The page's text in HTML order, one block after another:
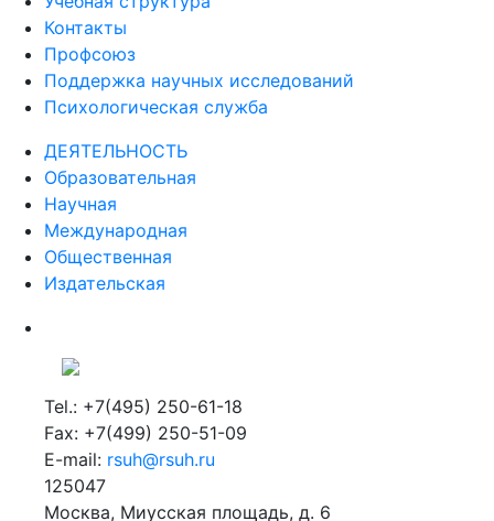
Контакты
Профсоюз
Поддержка научных исследований
Психологическая служба
ДЕЯТЕЛЬНОСТЬ
Образовательная
Научная
Международная
Общественная
Издательская
Tel.: +7(495) 250-61-18
Fax: +7(499) 250-51-09
E-mail: rsuh@rsuh.ru
125047
Москва, Миусская площадь, д. 6